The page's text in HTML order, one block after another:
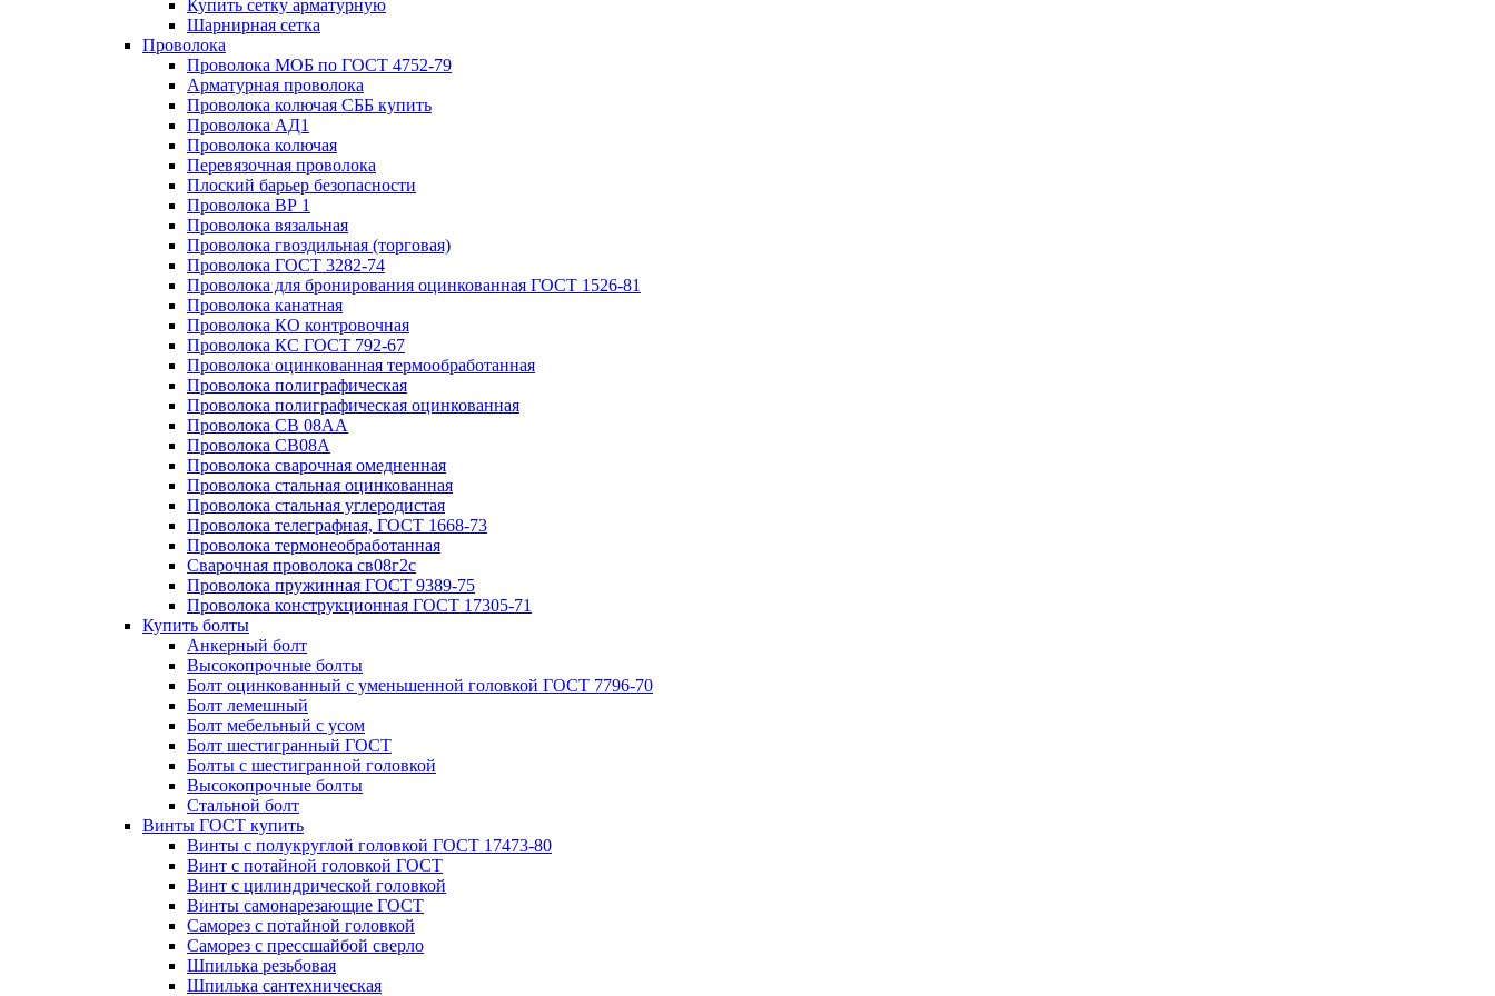
Купить сетку арматурную
Шарнирная сетка
Проволока
Проволока МОБ по ГОСТ 4752-79
Арматурная проволока
Проволока колючая СББ купить
Проволока АД1
Проволока колючая
Перевязочная проволока
Плоский барьер безопасности
Проволока ВР 1
Проволока вязальная
Проволока гвоздильная (торговая)
Проволока ГОСТ 3282-74
Проволока для бронирования оцинкованная ГОСТ 1526-81
Проволока канатная
Проволока КО контровочная
Проволока КС ГОСТ 792-67
Проволока оцинкованная термообработанная
Проволока полиграфическая
Проволока полиграфическая оцинкованная
Проволока СВ 08АА
Проволока СВ08А
Проволока сварочная омедненная
Проволока стальная оцинкованная
Проволока стальная углеродистая
Проволока телеграфная, ГОСТ 1668-73
Проволока термонеобработанная
Сварочная проволока св08г2с
Проволока пружинная ГОСТ 9389-75
Проволока конструкционная ГОСТ 17305-71
Купить болты
Анкерный болт
Высокопрочные болты
Болт оцинкованный с уменьшенной головкой ГОСТ 7796-70
Болт лемешный
Болт мебельный с усом
Болт шестигранный ГОСТ
Болты с шестигранной головкой
Высокопрочные болты
Стальной болт
Винты ГОСТ купить
Винты с полукруглой головкой ГОСТ 17473-80
Винт с потайной головкой ГОСТ
Винт с цилиндрической головкой
Винты самонарезающие ГОСТ
Саморез с потайной головкой
Саморез с прессшайбой сверло
Шпилька резьбовая
Шпилька сантехническая